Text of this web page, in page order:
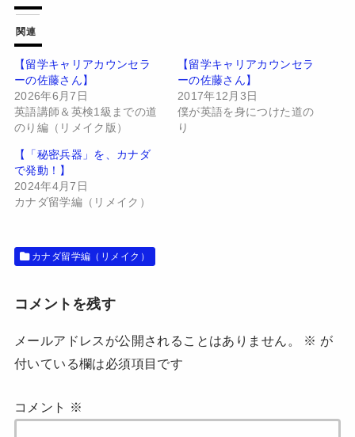
て
T
w
i
t
t
e
r
で
共
有
(
新
い
ウ
ィ
ン
ド
ウ
ま
す
)
有
す
る
に
は
ク
リ
ッ
し
て
だ
さ
い
い
ウ
ィ
ウ
で
ま
す
)
関連
【留学キャリアカウンセラ
ーの佐藤さん】
2026年6月7日
英語講師＆英検1級までの道
のり編（リメイク版）
【留学キャリアカウンセラ
ーの佐藤さん】
2017年12月3日
僕が英語を身につけた道の
り
【「秘密兵器」を、カナダ
で発動！】
2024年4月7日
カナダ留学編（リメイク）
カナダ留学編（リメイク）
コメントを残す
メールアドレスが公開されることはありません。 ※ が
付いている欄は必須項目です
コメント ※